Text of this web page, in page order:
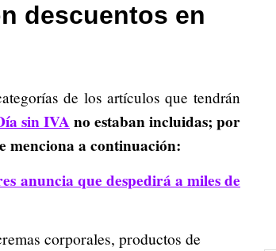
descuentos en
de los artículos que tendrán
sin IVAno estaban incluidas; por
menciona a continuación:
anuncia que despedirá a miles de
corporales, productos de